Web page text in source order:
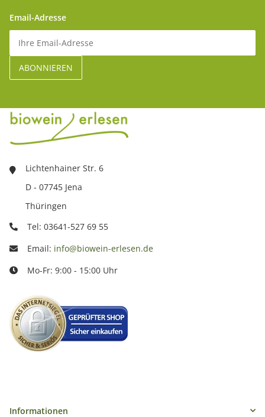
Email-Adresse
Lichtenhainer Str. 6
D - 07745 Jena
Thüringen
Tel: 03641-527 69 55
Email: info@biowein-erlesen.de
Mo-Fr: 9:00 - 15:00 Uhr
Informationen